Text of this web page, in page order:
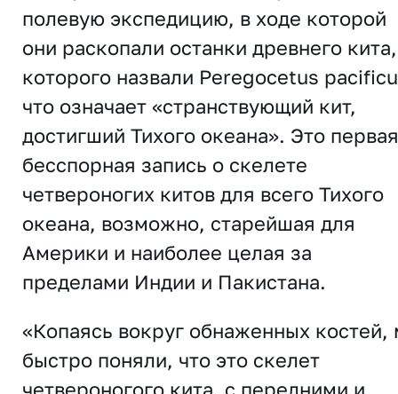
полевую экспедицию, в ходе которой
они раскопали останки древнего кита,
которого назвали Peregocetus
что означает «странствующий кит,
достигший Тихого океана». Это первая
бесспорная запись о скелете
четвероногих китов для всего Тихого
океана, возможно, старейшая для
Америки и наиболее целая за
пределами Индии и Пакистана.
«Копаясь вокруг обнаженных костей,
быстро поняли, что это скелет